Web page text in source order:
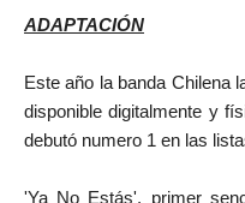
ADAPTACIÓN
Este año la banda Chilena
disponible digitalmente y
debutó numero 1 en las
'Ya No Estás', primer